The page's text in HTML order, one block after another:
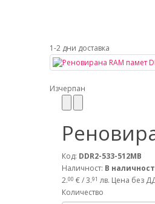
1-2 дни доставка
Изчерпан
Код: DDR2-533-512MB
Наличност: В наличност
2.00 € / 3.91 лв. Цена без
Количество